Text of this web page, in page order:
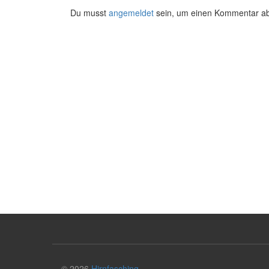
Du musst angemeldet sein, um einen Kommentar